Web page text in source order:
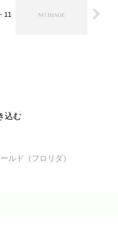
11
込む
ルド（フロリダ）